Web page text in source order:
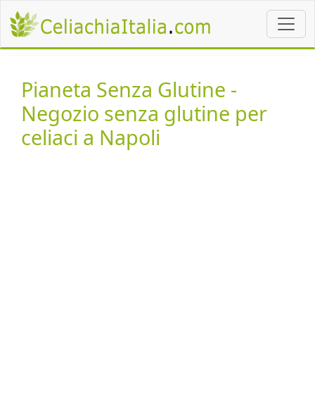
Pianeta Senza Glutine -
Negozio senza glutine per
celiaci a Napoli